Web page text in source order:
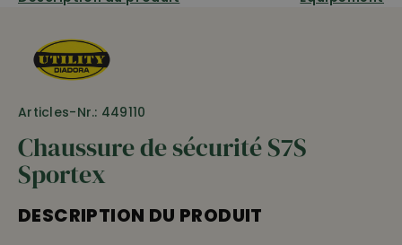
Articles-Nr.: 449110
Chaussure de sécurité S7S
Sportex
DESCRIPTION DU PRODUIT